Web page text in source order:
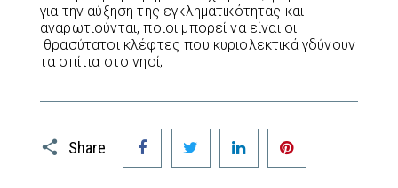
για την αύξηση της εγκληματικότητας και
αναρωτιούνται, ποιοι μπορεί να είναι οι
θρασύτατοι κλέφτες που κυριολεκτικά γδύνουν
τα σπίτια στο νησί;
Share
Facebook Twitter LinkedIn